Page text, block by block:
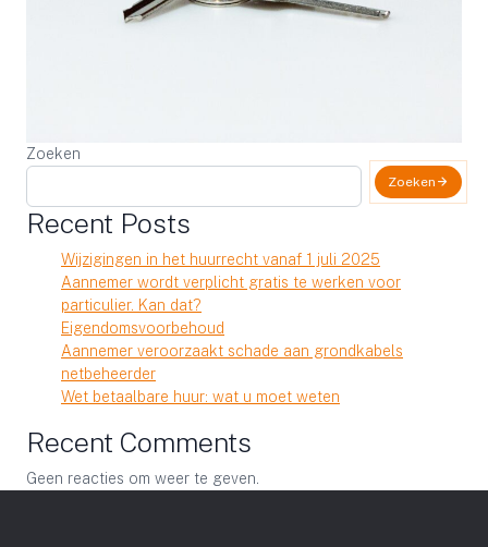
Zoeken
Zoeken
Recent Posts
Wijzigingen in het huurrecht vanaf 1 juli 2025
Aannemer wordt verplicht gratis te werken voor
particulier. Kan dat?
Eigendomsvoorbehoud
Aannemer veroorzaakt schade aan grondkabels
netbeheerder
Wet betaalbare huur: wat u moet weten
Recent Comments
Geen reacties om weer te geven.